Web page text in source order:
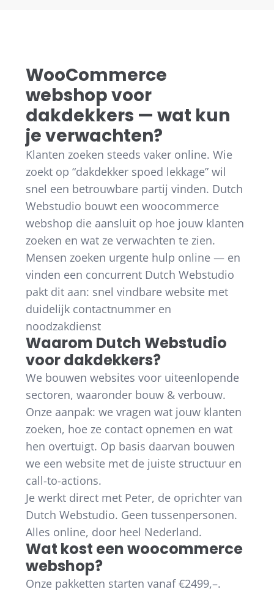
WooCommerce
webshop voor
dakdekkers — wat kun
je verwachten?
Klanten zoeken steeds vaker online. Wie
zoekt op “dakdekker spoed lekkage” wil
snel een betrouwbare partij vinden. Dutch
Webstudio bouwt een woocommerce
webshop die aansluit op hoe jouw klanten
zoeken en wat ze verwachten te zien.
Mensen zoeken urgente hulp online — en
vinden een concurrent Dutch Webstudio
pakt dit aan: snel vindbare website met
duidelijk contactnummer en
noodzakdienst
Waarom Dutch Webstudio
voor dakdekkers?
We bouwen websites voor uiteenlopende
sectoren, waaronder bouw & verbouw.
Onze aanpak: we vragen wat jouw klanten
zoeken, hoe ze contact opnemen en wat
hen overtuigt. Op basis daarvan bouwen
we een website met de juiste structuur en
call-to-actions.
Je werkt direct met Peter, de oprichter van
Dutch Webstudio. Geen tussenpersonen.
Alles online, door heel Nederland.
Wat kost een woocommerce
webshop?
Onze pakketten starten vanaf €2499,–.